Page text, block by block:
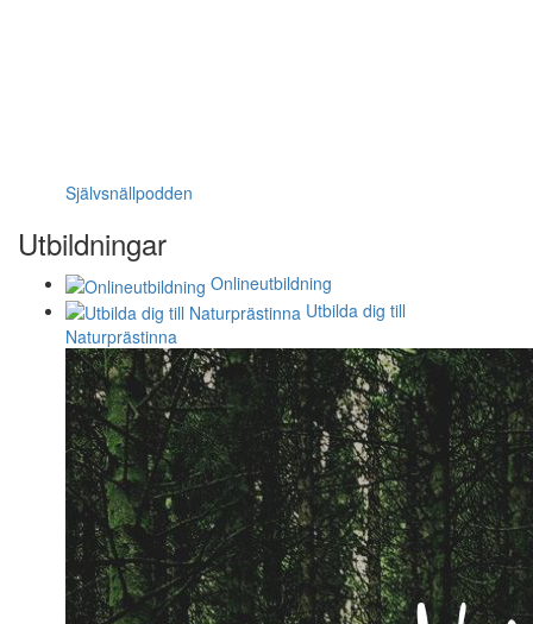
Självsnällpodden
Utbildningar
Onlineutbildning
Utbilda dig till
Naturprästinna